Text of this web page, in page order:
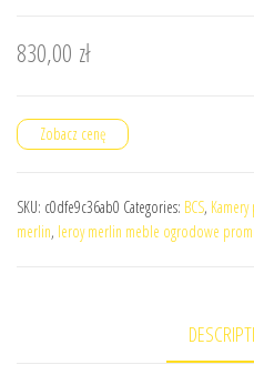
830,00 zł
Zobacz cenę
SKU: c0dfe9c36ab0 Categories: BCS, Kamery
merlin, leroy merlin meble ogrodowe